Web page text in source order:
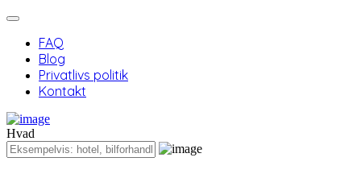
FAQ
Blog
Privatlivs politik
Kontakt
Hvad